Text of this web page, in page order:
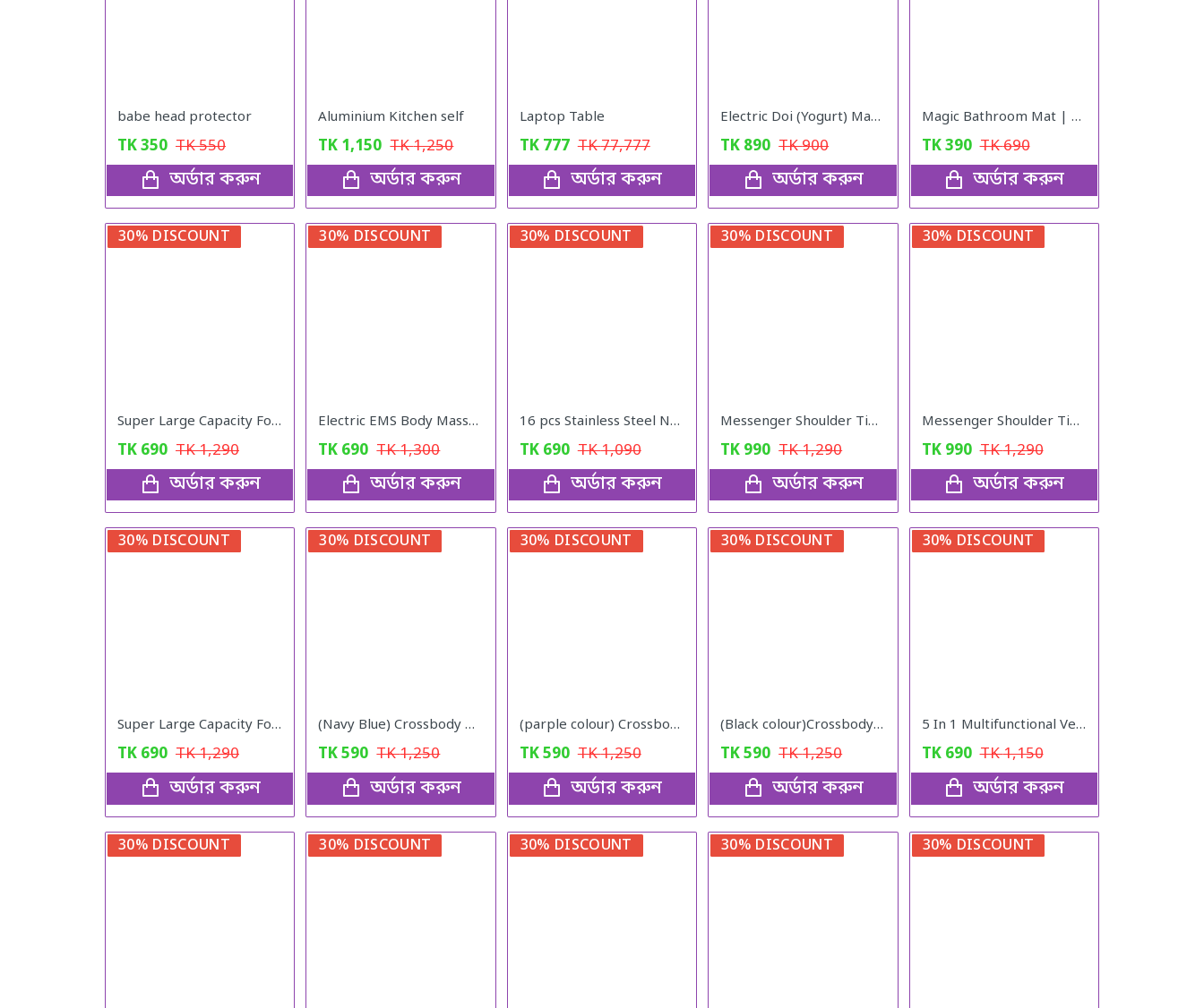
babe head protector
TK350 TK550
অর্ডার করুন
Aluminium Kitchen self
TK 1,150 TK1,250
অর্ডার করুন
Laptop Table
TK 777 TK77,777
অর্ডার করুন
Electric Doi (Yogurt) Maker
TK 890 TK900
অর্ডার করুন
Magic Bathroom Mat | Non-Sliper ( Pink)
TK390 TK690
অর্ডার করুন
30% DISCOUNT
Super Large Capacity Folding Travel Bag ( Red color)
TK 690 TK1,290
অর্ডার করুন
30% DISCOUNT
Electric EMS Body Massager Mat/Pad - Neck & Back Therapy
TK 690 TK1,300
অর্ডার করুন
30% DISCOUNT
16 pcs Stainless Steel Nail Cutter Clipper Tool Box Set For Personal Care Manicure Set.
TK 690 TK1,090
অর্ডার করুন
30% DISCOUNT
Messenger Shoulder Tide Bag ( blue color )
TK 990 TK1,290
অর্ডার করুন
30% DISCOUNT
Messenger Shoulder Tide Bag ( black brown color )
TK 990 TK1,290
অর্ডার করুন
30% DISCOUNT
Super Large Capacity Folding Travel Bag ( Black color )
TK 690 TK1,290
অর্ডার করুন
30% DISCOUNT
(Navy Blue) Crossbody Bag
TK590 TK1,250
অর্ডার করুন
30% DISCOUNT
(parple colour) Crossbody Bag
TK590 TK1,250
অর্ডার করুন
30% DISCOUNT
(Black colour)Crossbody Bag
TK590 TK1,250
অর্ডার করুন
30% DISCOUNT
5 In 1 Multifunctional Vegetable Cutter
TK 690 TK1,150
অর্ডার করুন
30% DISCOUNT 30% DISCOUNT 30% DISCOUNT 30% DISCOUNT 30% DISCOUNT